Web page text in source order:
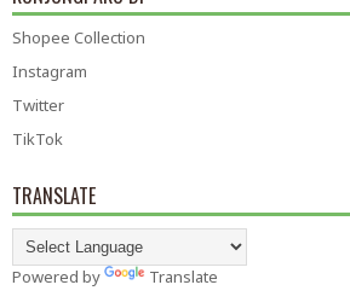
Shopee Collection
Instagram
Twitter
TikTok
TRANSLATE
Powered by Translate